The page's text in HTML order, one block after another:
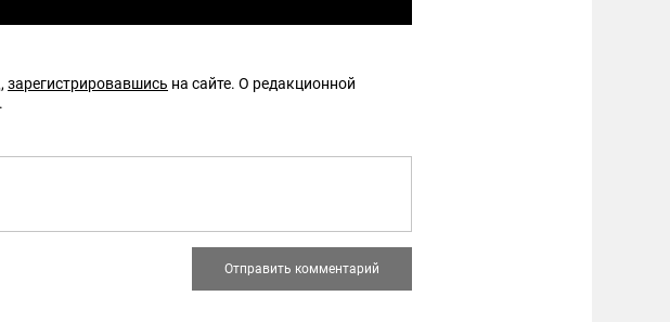
зарегистрировавшись на сайте. О редакционной
.